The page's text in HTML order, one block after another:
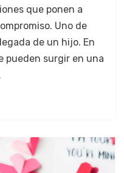
que ponen a
Uno de
de un hijo. En
pueden surgir en una